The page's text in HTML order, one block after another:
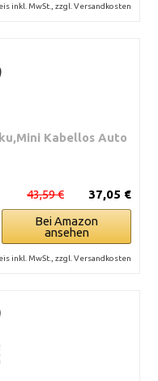
inkl. MwSt., zzgl. Versandkosten
Kabellos Auto
37,05 €
43,59 €
Bei Amazon
ansehen
inkl. MwSt., zzgl. Versandkosten